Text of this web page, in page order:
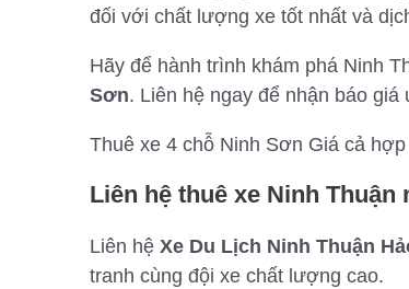
đối với chất lượng xe tốt nhất và
Hãy để hành trình khám phá Ninh
Sơn. Liên hệ ngay để nhận báo giá
Thuê xe 4 chỗ Ninh Sơn Giá cả
Liên hệ thuê xe Ninh Thuận
Liên hệ Xe Du Lịch Ninh Thuận
tranh cùng đội xe chất lượng cao.